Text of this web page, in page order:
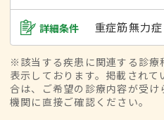
詳細条件 重症筋無力症
※該当する疾患に関連する診療
表示しております。掲載され
合は、ご希望の診療内容が受
機関に直接ご確認ください。